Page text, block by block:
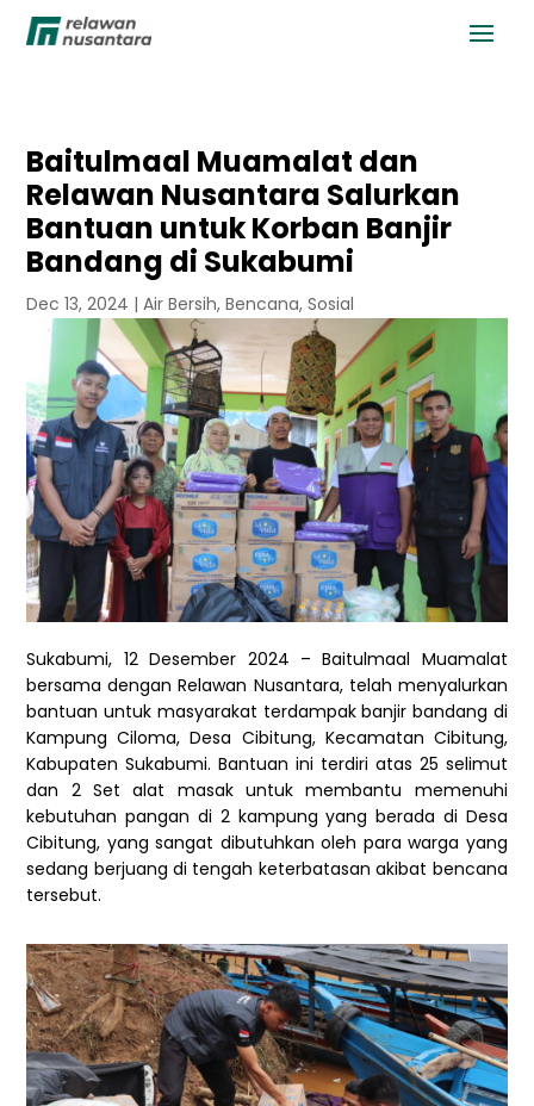
Baitulmaal Muamalat dan
Relawan Nusantara Salurkan
Bantuan untuk Korban Banjir
Bandang di Sukabumi
Dec 13, 2024 |Air Bersih,Bencana,Sosial
Sukabumi, 12 Desember 2024 – Baitulmaal Muamalat
bersama dengan Relawan Nusantara, telah menyalurkan
bantuan untuk masyarakat terdampak banjir bandang di
Kampung Ciloma, Desa Cibitung, Kecamatan Cibitung,
Kabupaten Sukabumi. Bantuan ini terdiri atas 25 selimut
dan 2 Set alat masak untuk membantu memenuhi
kebutuhan pangan di 2 kampung yang berada di Desa
Cibitung, yang sangat dibutuhkan oleh para warga yang
sedang berjuang di tengah keterbatasan akibat bencana
tersebut.